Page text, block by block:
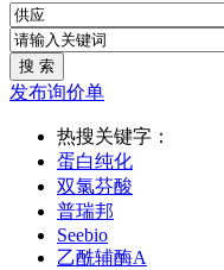
发布询价单
热搜关键字：
蛋白纯化
双氯芬酸
普瑞邦
Seebio
乙酰辅酶A